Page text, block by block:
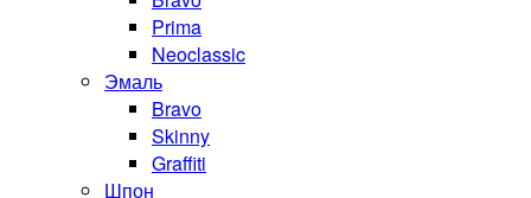
Prima
Neoclassic
Эмаль
Bravo
Skinny
Graffiti
Шпон